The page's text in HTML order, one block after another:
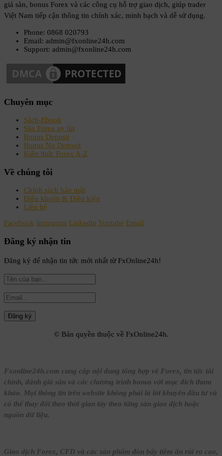
giá sàn, bonus Forex và các công cụ hỗ trợ giao dịch, giúp trader
Việt Nam tiếp cận thông tin chính xác, minh bạch và dễ sử dụng.
Phone: 0868 020793
Email: admin@fxonline24h.com
Support: admin@fxonline24h.com
Chuyên mục
Sách-Ebook
Sàn Forex uy tín
Bonus Deposit
Bonus No Deposit
Kiến thức Forex A-Z
Về chúng tôi
Chính sách bảo mật
Điều khoản & Điều kiện
Liên hệ
Facebook Instagram Linkedin Youtube Email
Đăng ký nhận tin
Đăng ký để nhận tin tức mới nhất từ FxOnline24h!
© Bản quyền thuộc về FxOnline24h.
Fxonline24h.com cung cấp nội dung tổng hợp về Forex, tin tức tài
chính, đánh giá sàn và các chương trình bonus với mục đích tham
khảo. Mọi thông tin trên website không phải là lời khuyên đầu tư và
có thể thay đổi theo thời gian tùy theo từng sàn giao dịch hoặc
nguồn dữ liệu.
Giao dịch Forex, CFD và các sản phẩm đòn bẩy tiềm ẩn rủi ro cao,